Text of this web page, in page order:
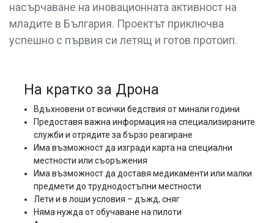
насърчаване на иновационната активност на
младите в България. Проектът приключва
успешно с първия си летящ и готов протоип.
На кратко за Дрона
Вдъхновени от всички бедствия от минали години
Предоставя важна информация на специализираните
служби и отрядите за бързо реагиране
Има възможност да изгради карта на специални
местности или съоръжения
Има възможност да доставя медикаменти или малки
предмети до труднодостъпни местности
Лети и в лоши условия – дъжд, сняг
Няма нужда от обучаване на пилоти